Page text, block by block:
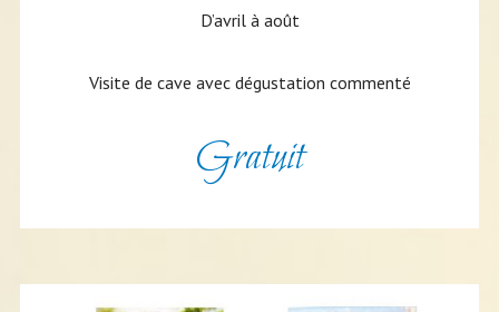
D’avril à août
Visite de cave avec dégustation commenté
Gratuit